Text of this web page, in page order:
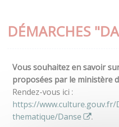
DÉMARCHES
Vous souhaitez en savoir
proposées par le ministère
Rendez-vous ici :
https://
thematique/Danse
.